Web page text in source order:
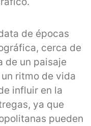
de épocas
cerca de
de un paisaje
ritmo de vida
influir en la
ya que
pueden